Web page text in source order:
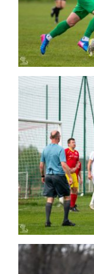
2024-04-